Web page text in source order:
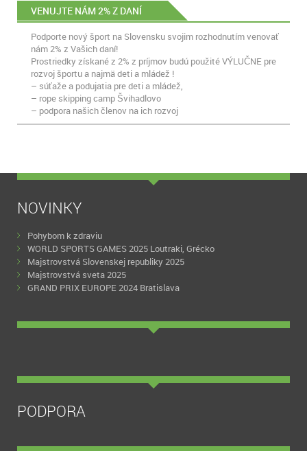
VENUJTE NÁM 2% Z DANÍ
Podporte nový šport na Slovensku svojim rozhodnutím venovať
nám 2% z Vašich daní!
Prostriedky získané z 2% z príjmov budú použité VÝLUČNE pre
rozvoj športu a najmä deti a mládež !
– súťaže a podujatia pre deti a mládež,
– rope skipping camp Švihadlovo
– podpora našich členov na ich rozvoj
NOVINKY
Pohybom k zdraviu
WORLD SPORTS GAMES 2025 Loutraki, Grécko
Majstrovstvá Slovenskej republiky 2025
Majstrovstvá sveta 2025
GRAND PRIX EUROPE 2024 Bratislava
PODPORA